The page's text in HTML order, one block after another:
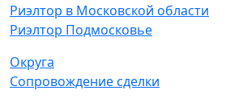
Риэлтор в Московской области
Риэлтор Подмосковье
Округа
Сопровождение сделки